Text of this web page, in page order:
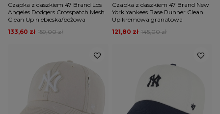
Czapka z daszkiem 47 Brand Los
Angeles Dodgers Crosspatch Mesh
Clean Up niebieska/beżowa
159,00 zł
133,60 zł
Czapka z daszkiem 47 Brand New
York Yankees Base Runner Clean
Up kremowa granatowa
145,00 zł
121,80 zł